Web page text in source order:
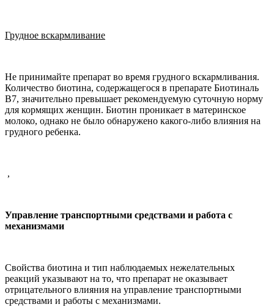
Грудное вскармливание
Не принимайте препарат во время грудного вскармливания.
Количество биотина, содержащегося в препарате Биотиналь
В7, значительно превышает рекомендуемую суточную норму
для кормящих женщин. Биотин проникает в материнское
молоко, однако не было обнаружено какого-либо влияния на
грудного ребенка.
,
Управление транспортными средствами и работа с
механизмами
Свойства биотина и тип наблюдаемых нежелательных
реакций указывают на то, что препарат не оказывает
отрицательного влияния на управление транспортными
средствами и работы с механизмами.